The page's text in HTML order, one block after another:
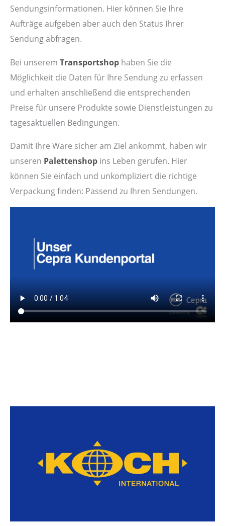
Sendungsinformationen. Hier können Sie Ihre
Aufträge aufgeben aber auch den Status Ihrer
Sendung abfragen.
Bei unserem Transportshop haben Sie die
Möglichkeit die Daten für Ihre Sendung zu erfassen
und erhalten anschließend die entsprechenden
Preise für unsere Produkte sowie Dienstleistungen zu
tagesaktuellen Bedingungen.
Damit Ihre Ware sicher am Ziel ankommt, haben wir
unseren Palettenshop ins Leben gerufen. Hier
können Sie einfach und unkompliziert die richtige
Verpackung finden: Passend zu Ihren Sendungen.